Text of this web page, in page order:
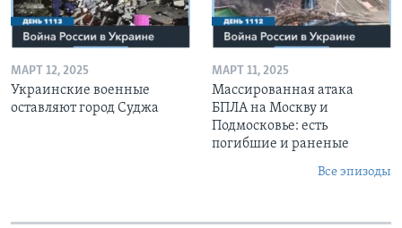
МАРТ 12, 2025
Украинские военные
оставляют город Суджа
МАРТ 11, 2025
Массированная атака
БПЛА на Москву и
Подмосковье: есть
погибшие и раненые
Все эпизоды